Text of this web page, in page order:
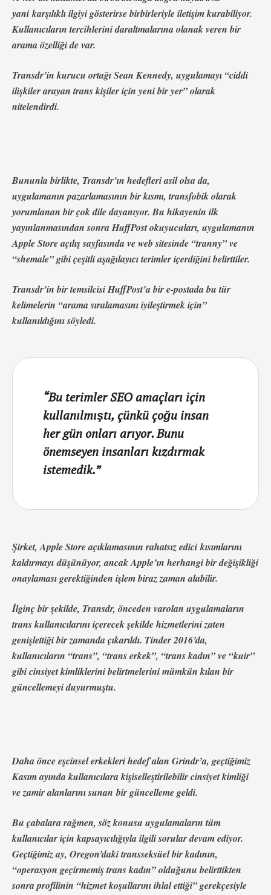
yani karşılıklı ilgiyi gösterirse birbirleriyle iletişim kurabiliyor.
Kullanıcıların tercihlerini daraltmalarına olanak veren bir
arama özelliği de var.
Transdr’in kurucu ortağı Sean Kennedy, uygulamayı “ciddi
ilişkiler arayan trans kişiler için yeni bir yer” olarak
nitelendirdi.
Bununla birlikte, Transdr’ın hedefleri asil olsa da,
uygulamanın pazarlamasının bir kısmı, transfobik olarak
yorumlanan bir çok dile dayanıyor. Bu hikayenin ilk
yayınlanmasından sonra HuffPost okuyucuları, uygulamanın
Apple Store açılış sayfasında ve web sitesinde “tranny” ve
“shemale” gibi çeşitli aşağılayıcı terimleriçerdiğini belirttiler.
Transdr’in bir temsilcisi HuffPost’a bir e-postada bu tür
kelimelerin “arama sıralamasını iyileştirmek için”
kullanıldığını söyledi.
“Bu terimler SEO amaçları için
kullanılmıştı, çünkü çoğu insan
her gün onları arıyor. Bunu
önemseyen insanları kızdırmak
istemedik.”
Şirket, Apple Store açıklamasının rahatsız edici kısımlarını
kaldırmayı düşünüyor, ancak Apple’ın herhangi bir değişikliği
onaylaması gerektiğinden işlem biraz zaman alabilir.
İlginç bir şekilde, Transdr, önceden varolan uygulamaların
trans kullanıcılarını içerecek şekilde hizmetlerini zaten
genişlettiği bir zamanda çıkarıldı. Tinder 2016’da,
kullanıcıların “trans”, “trans erkek”, “trans kadın” ve “kuir”
gibi cinsiyet kimliklerini belirtmelerini mümkün kılan bir
güncellemeyi duyurmuştu.
Daha önce eşcinsel erkekleri hedef alan Grindr’a, geçtiğimiz
Kasım ayında kullanıcılara kişiselleştirilebilir cinsiyet kimliği
ve zamir alanlarını sunan bir güncelleme geldi.
Bu çabalara rağmen, söz konusu uygulamaların tüm
kullanıcılar için kapsayıcılığıyla ilgili sorular devam ediyor.
Geçtiğimiz ay, Oregon’daki transseksüel bir kadının,
“operasyon geçirmemiş trans kadın” olduğunu belirttikten
sonra profilinin “hizmet koşullarını ihlal ettiği” gerekçesiyle